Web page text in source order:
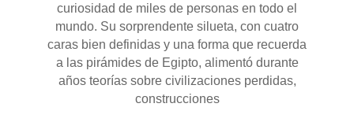
curiosidad de miles de personas en todo el
mundo. Su sorprendente silueta, con cuatro
caras bien definidas y una forma que recuerda
a las pirámides de Egipto, alimentó durante
años teorías sobre civilizaciones perdidas,
construcciones